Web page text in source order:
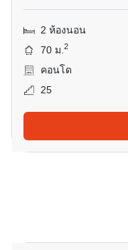
2 ห้องนอน
70 ม.2
คอนโด
25